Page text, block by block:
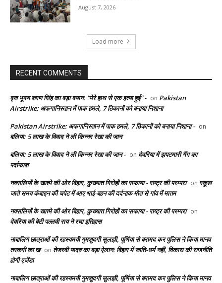
August 7, 2026
Load more
RECENT COMMENTS
बृज भूषण शरण सिंह का बड़ा बयान: “मेरे हाथ से एक हत्या हुई” - on Pakistan
Airstrike: अफगानिस्तान में पाक हमले, 7 ठिकानों को बनाया निशाना
Pakistan Airstrike: अफगानिस्तान में पाक हमले, 7 ठिकानों को बनाया निशाना - on
बलिया: 5 लाख के विवाद ने ली किन्नर रेखा की जान
बलिया: 5 लाख के विवाद ने ली किन्नर रेखा की जान - on देवरिया में झपटमारी गैंग का
पर्दाफाश
नक्सलियों के खात्मे की ओर बिहार, कुख्यात गिरोहों का सफाया - राष्ट्र की परम्परा on स्कूल
जाते समय कंबाइन की चपेट में आए भाई-बहन की दर्दनाक मौत से गांव में मातम
नक्सलियों के खात्मे की ओर बिहार, कुख्यात गिरोहों का सफाया - राष्ट्र की परम्परा on
देवरिया की बेटी पल्लवी राय ने रचा इतिहास
नाबालिग छात्राओं की रहस्यमयी गुमशुदगी सुलझी, पूर्णिया से बरामद कर पुलिस ने किया मानव
तस्करी का ख on तेजस्वी यादव का बड़ा ऐलान: बिहार में जाति-धर्म नहीं, विकास की राजनीति
होगी एजेंडा
नाबालिग छात्राओं की रहस्यमयी गुमशुदगी सुलझी, पूर्णिया से बरामद कर पुलिस ने किया मानव